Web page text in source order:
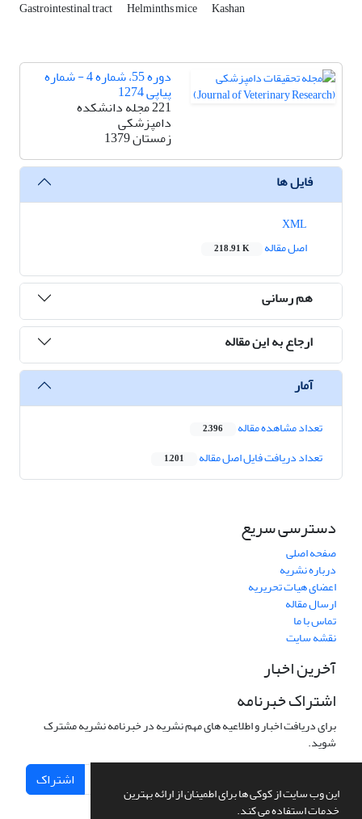
این وب سایت از کوکی ها برای اطمینان از ارائه بهترین
خدمات استفاده می کند.
Gastrointestinal tract Helminths mice Kashan
دوره 55، شماره 4 - شماره
پیاپی 1274
221 مجله دانشکده
دامپزشکی
زمستان 1379
فایل ها
اصل مقاله
218.91 K
هم رسانی
ارجاع به این مقاله
آمار
تعداد مشاهده مقاله 2,396
تعداد دریافت فایل اصل مقاله 1,201
دسترسی سریع
صفحه اصلی
درباره نشریه
اعضای هیات تحریریه
ارسال مقاله
تماس با ما
نقشه سایت
آخرین اخبار
اشتراک خبرنامه
برای دریافت اخبار و اطلاعیه های مهم نشریه در خبرنامه نشریه مشترک
شوید.
اشتراک